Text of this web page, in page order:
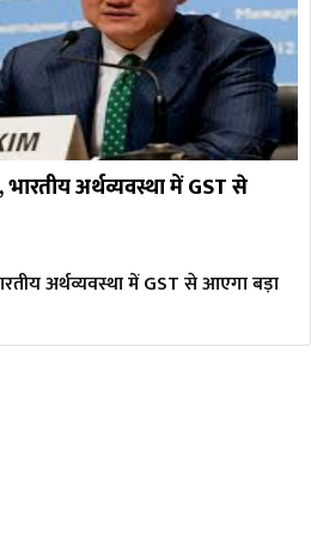
भारतीय अर्थव्यवस्था में GST से
अर्थव्यवस्था में GST से आएगा बड़ा